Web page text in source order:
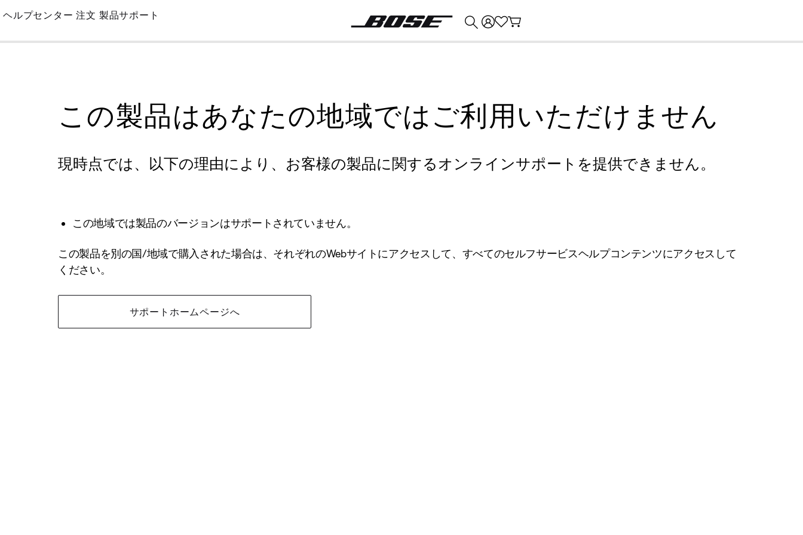
Skip
Main
ヘルプセンター 注文 製品サポート
この製品はあなたの地域ではご利用いただけません
現時点では、以下の理由により、お客様の製品に関するオンラインサポートを提供できません。
この地域では製品のバージョンはサポートされていません。
この製品を別の国/地域で購入された場合は、それぞれのWebサイトにアクセスして、すべてのセルフサービスヘルプコンテンツにアクセスして
ください。
サポートホームページへ